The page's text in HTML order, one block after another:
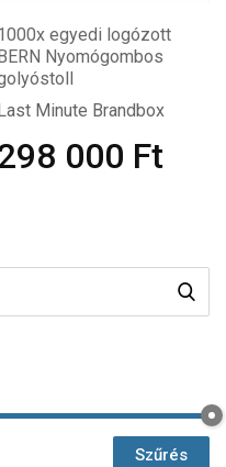
egyedi logózott
Nyomógombos
Minute Brandbox
000 Ft
Szűrés